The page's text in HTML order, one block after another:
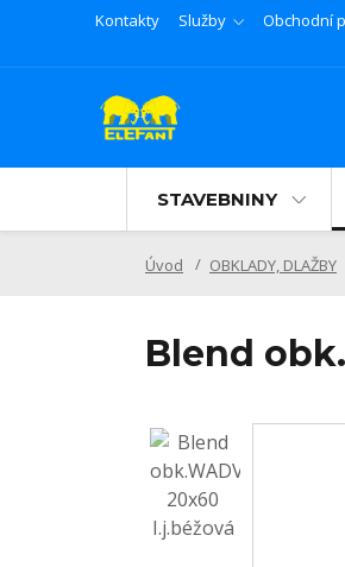
Kontakty Služby Obchodní
STAVEBNINY
Úvod OBKLADY, DLAŽBY
Blend